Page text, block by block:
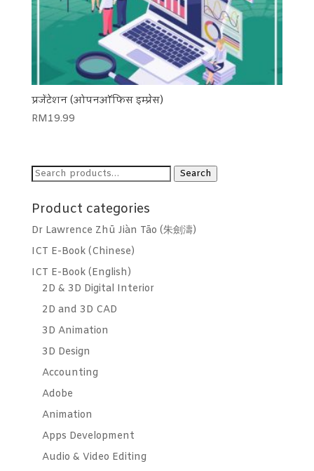
प्रजेंटेशन (ओपनऑफिस इम्प्रेस)
RM19.99
Search
Search
Product categories
Dr Lawrence Zhū Jiàn Tāo (朱劍濤)
ICT E-Book (Chinese)
ICT E-Book (English)
2D & 3D Digital Interior
2D and 3D CAD
3D Animation
3D Design
Accounting
Adobe
Animation
Apps Development
Audio & Video Editing